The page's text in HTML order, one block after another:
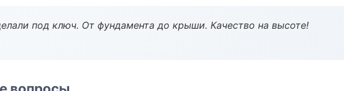
под ключ. От фундамента до крыши. Качество на высоте!